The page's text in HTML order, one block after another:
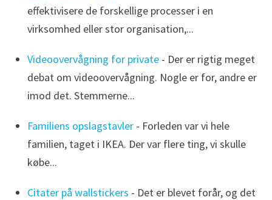
effektivisere de forskellige processer i en
virksomhed eller stor organisation,...
Videoovervågning for private- Der er rigtig meget
debat om videoovervågning. Nogle er for, andre er
imod det. Stemmerne...
Familiens opslagstavler- Forleden var vi hele
familien, taget i IKEA. Der var flere ting, vi skulle
købe...
Citater på wallstickers - Det er blevet forår, og det